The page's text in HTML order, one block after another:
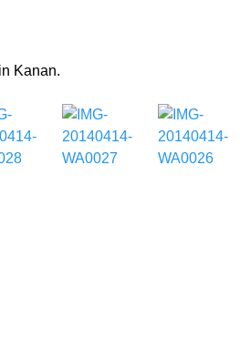
Kanan.